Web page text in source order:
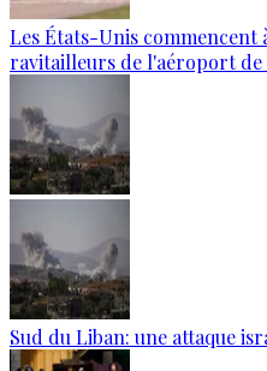
Les États-Unis commencent
ravitailleurs de l'aéroport de
Sud du Liban: une attaque